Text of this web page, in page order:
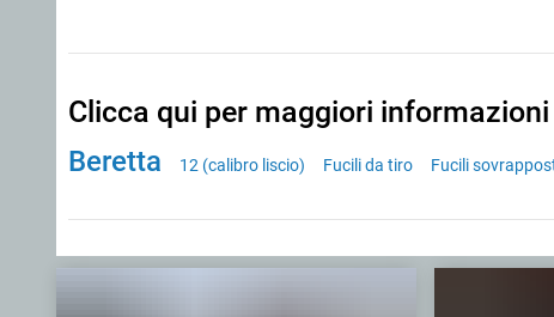
Clicca qui per maggiori
Beretta 12 (calibro liscio) Fucili da tiro Fucili